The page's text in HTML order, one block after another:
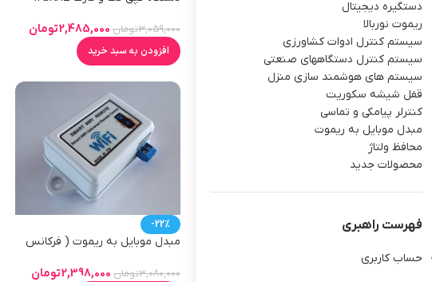
دستگیره دیجیتال
ریموت نوربالا
سیستم کنترل ادوات کشاورزی
سیستم کنترل دستگاههای صنعتی
سیستم های هوشمند سازی منزل
قفل شیشه سکوریت
کنترلر پیامکی و تماسی
مبدل موبایل به ریموت
محافظ ولتاژ
محصولات جدید
فهرست راهبری
حساب کاربری
3,059,000تومان 2,485,000تومان
افزودن به سبد خرید
-22%
مبدل موبایل به ریموت ( فرکانس
3,080,000تومان 2,398,000تومان